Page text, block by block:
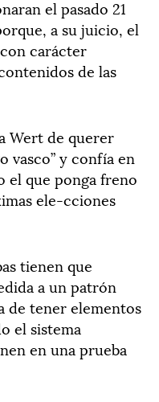
el pasado 21
a su juicio, el
carácter
de las
Wert de querer
vasco” y confía en
el que ponga freno
ele-cciones
tienen que
a un patrón
de tener elementos
el sistema
en una prueba